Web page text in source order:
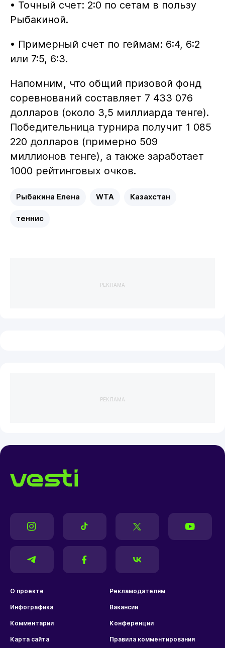
• Точный счет: 2:0 по сетам в пользу
Рыбакиной.
• Примерный счет по геймам: 6:4, 6:2
или 7:5, 6:3.
Напомним, что общий призовой фонд
соревнований составляет 7 433 076
долларов (около 3,5 миллиарда тенге).
Победительница турнира получит 1 085
220 долларов (примерно 509
миллионов тенге), а также заработает
1000 рейтинговых очков.
Рыбакина Елена WTA Казахстан
теннис
РЕКЛАМА
РЕКЛАМА
О проекте Рекламодателям
Инфографика Вакансии
Комментарии Конференции
Карта сайта Правила комментирования